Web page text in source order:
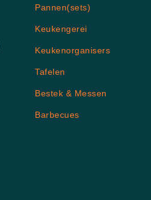
Pannen(sets)
Keukengerei
Keukenorganisers
Tafelen
Bestek & Messen
Barbecues